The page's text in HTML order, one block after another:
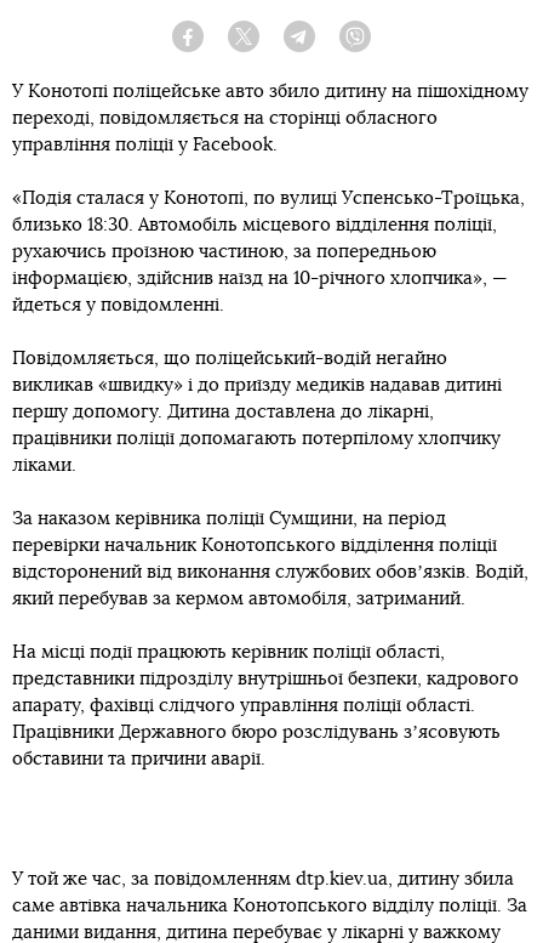
Facebook Twitter Telegram
У Конотопі поліцейське авто збило дитину на пішохідному
переході, повідомляється на сторінці обласного
управління поліції у Facebook.
«Подія сталася у Конотопі, по вулиці Успенсько-Троїцька,
близько 18:30. Автомобіль місцевого відділення поліції,
рухаючись проїзною частиною, за попередньою
інформацією, здійснив наїзд на 10-річного хлопчика», —
йдеться у повідомленні.
Повідомляється, що поліцейський-водій негайно
викликав «швидку» і до приїзду медиків надавав дитині
першу допомогу. Дитина доставлена до лікарні,
працівники поліції допомагають потерпілому хлопчику
ліками.
За наказом керівника поліції Сумщини, на період
перевірки начальник Конотопського відділення поліції
відсторонений від виконання службових обовʼязків. Водій,
який перебував за кермом автомобіля, затриманий.
На місці події працюють керівник поліції області,
представники підрозділу внутрішньої безпеки, кадрового
апарату, фахівці слідчого управління поліції області.
Працівники Державного бюро розслідувань зʼясовують
обставини та причини аварії.
У той же час, за повідомленням dtp.kiev.ua, дитину збила
саме автівка начальника Конотопського відділу поліції. За
даними видання, дитина перебуває у лікарні у важкому